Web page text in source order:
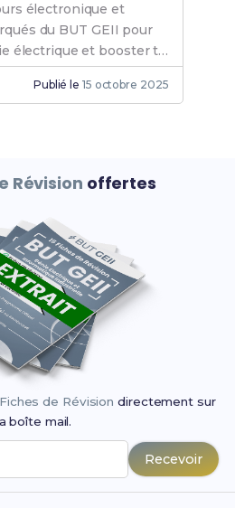
électronique et
du BUT GEII pour
électrique et booster ta
technologies avancées.
Publié le 15 octobre 2025
Révision offertes
Fiches de Révision directement sur
boîte mail.
Recevoir